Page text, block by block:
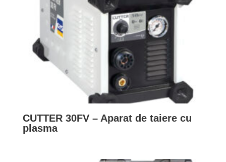
CUTTER 30FV – Aparat de taiere cu
plasma